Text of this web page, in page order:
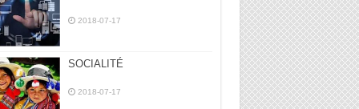
2018-07-17
SOCIALITÉ
2018-07-17